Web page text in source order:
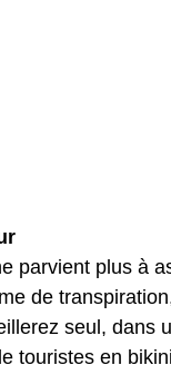
parvient plus à
de
seul, dans
touristes en